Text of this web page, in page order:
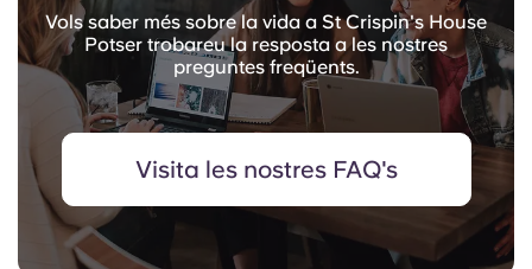
Vols saber més sobre la vida a St Crispin's House
Potser trobareu la resposta a les nostres
preguntes freqüents.
Visita les nostres FAQ's